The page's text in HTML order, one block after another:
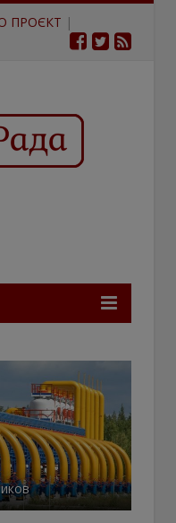
ПРОЄКТ |